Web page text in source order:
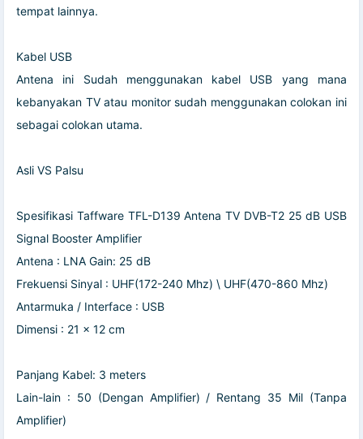
tempat lainnya.
Kabel USB
Antena ini Sudah menggunakan kabel USB yang mana
kebanyakan TV atau monitor sudah menggunakan colokan ini
sebagai colokan utama.
Asli VS Palsu
Spesifikasi Taffware TFL-D139 Antena TV DVB-T2 25 dB USB
Signal Booster Amplifier
Antena : LNA Gain: 25 dB
Frekuensi Sinyal : UHF(172-240 Mhz) \ UHF(470-860 Mhz)
Antarmuka / Interface : USB
Dimensi : 21 x 12 cm
Panjang Kabel: 3 meters
Lain-lain : 50 (Dengan Amplifier) ​​/ Rentang 35 Mil (Tanpa
Amplifier)